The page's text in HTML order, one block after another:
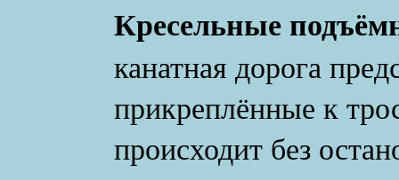
Кресельные
канатная дорога
прикреплённые к
происходит без